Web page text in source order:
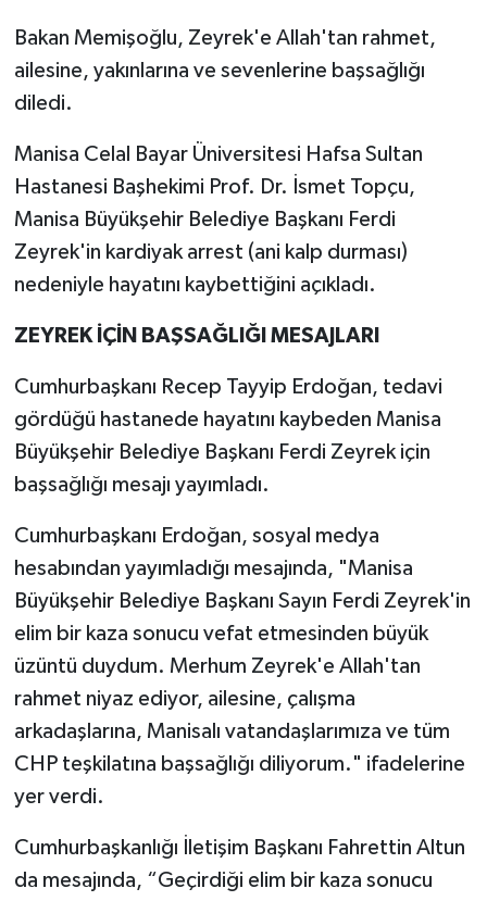
Bakan Memişoğlu, Zeyrek'e Allah'tan rahmet,
ailesine, yakınlarına ve sevenlerine başsağlığı
diledi.
Manisa Celal Bayar Üniversitesi Hafsa Sultan
Hastanesi Başhekimi Prof. Dr. İsmet Topçu,
Manisa Büyükşehir Belediye Başkanı Ferdi
Zeyrek'in kardiyak arrest (ani kalp durması)
nedeniyle hayatını kaybettiğini açıkladı.
ZEYREK İÇİN BAŞSAĞLIĞI MESAJLARI
Cumhurbaşkanı Recep Tayyip Erdoğan, tedavi
gördüğü hastanede hayatını kaybeden Manisa
Büyükşehir Belediye Başkanı Ferdi Zeyrek için
başsağlığı mesajı yayımladı.
Cumhurbaşkanı Erdoğan, sosyal medya
hesabından yayımladığı mesajında, "Manisa
Büyükşehir Belediye Başkanı Sayın Ferdi Zeyrek'in
elim bir kaza sonucu vefat etmesinden büyük
üzüntü duydum. Merhum Zeyrek'e Allah'tan
rahmet niyaz ediyor, ailesine, çalışma
arkadaşlarına, Manisalı vatandaşlarımıza ve tüm
CHP teşkilatına başsağlığı diliyorum." ifadelerine
yer verdi.
Cumhurbaşkanlığı İletişim Başkanı Fahrettin Altun
da mesajında, “Geçirdiği elim bir kaza sonucu